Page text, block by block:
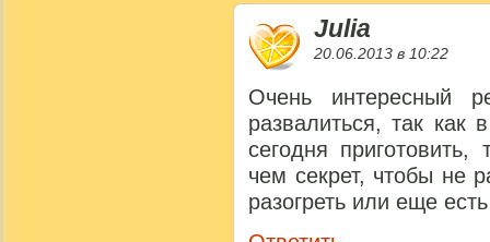
Julia
20.06.2013 в 10:22
Очень интересный
развалиться, так как
сегодня
чем секрет, чтобы не
разогреть или еще